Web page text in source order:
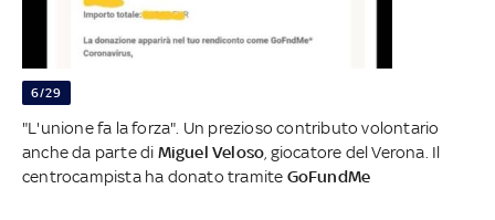
6/29
"L'unione fa la forza". Un prezioso contributo volontario
anche da parte di Miguel Veloso , giocatore del Verona. Il
centrocampista ha donato tramite GoFundMe